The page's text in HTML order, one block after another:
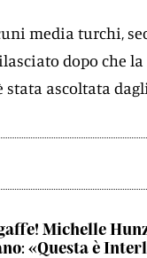
media turchi,
dopo che la
stata ascoltata
Michelle
«Questa è